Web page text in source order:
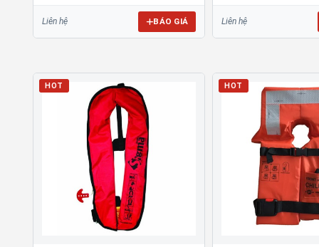
Liên hệ BÁO GIÁ Liên hệ
HOT HOT